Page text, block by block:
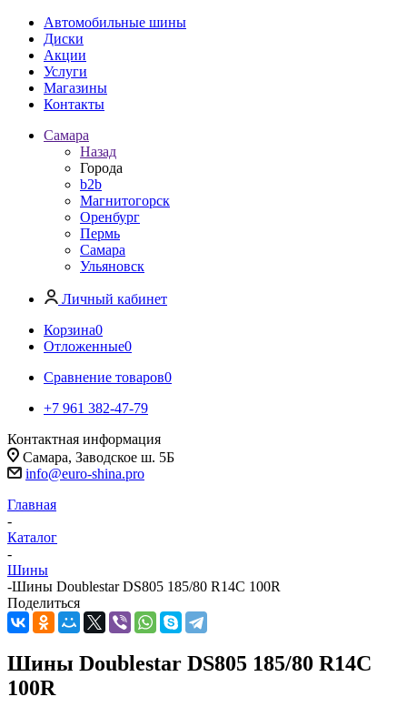
Автомобильные шины
Диски
Акции
Услуги
Магазины
Контакты
Самара
Назад
Города
b2b
Магнитогорск
Оренбург
Пермь
Самара
Ульяновск
Личный кабинет
Корзина0
Отложенные0
Сравнение товаров0
+7 961 382-47-79
Контактная информация
Самара, Заводское ш. 5Б
info@euro-shina.pro
Главная
-
Каталог
-
Шины
-Шины Doublestar DS805 185/80 R14C 100R
Поделиться
Шины Doublestar DS805 185/80 R14C
100R